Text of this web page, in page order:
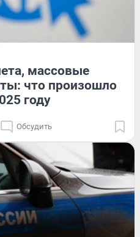
массовые
что произошло
году
Обсудить